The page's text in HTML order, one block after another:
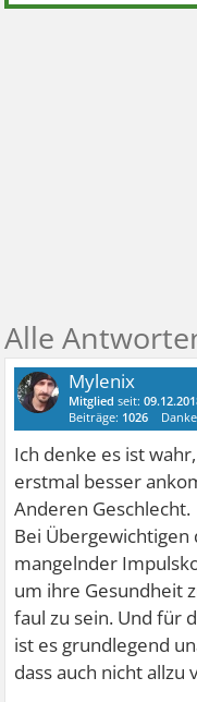
Mylenix
Mitglied seit:
Beiträge: 1026
Ich denke es ist
erstmal besser
Anderen Geschlecht.
Bei
mangelnder
um ihre Gesundheit
faul zu sein. Und für
ist es grundlegend
dass auch nicht allzu